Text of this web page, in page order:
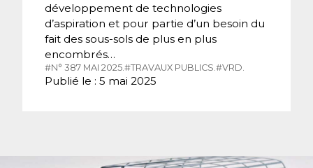
développement de technologies
d’aspiration et pour partie d’un besoin du
fait des sous-sols de plus en plus
encombrés…
#N° 387 MAI 2025. #TRAVAUX PUBLICS. #VRD.
Publié le : 5 mai 2025